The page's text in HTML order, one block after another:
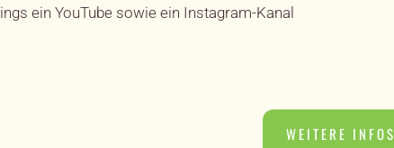
ein YouTube sowie ein Instagram-Kanal
WEITERE INFOS